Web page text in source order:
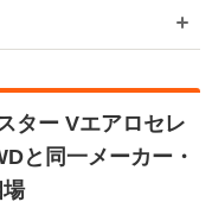
ター Vエアロセレ
と同一メーカー・